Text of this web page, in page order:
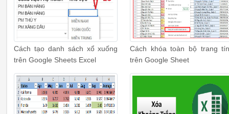
Cách tạo danh sách xổ xuống
trên Google Sheets Excel
Cách khóa toàn bộ trang
trên Google Sheet